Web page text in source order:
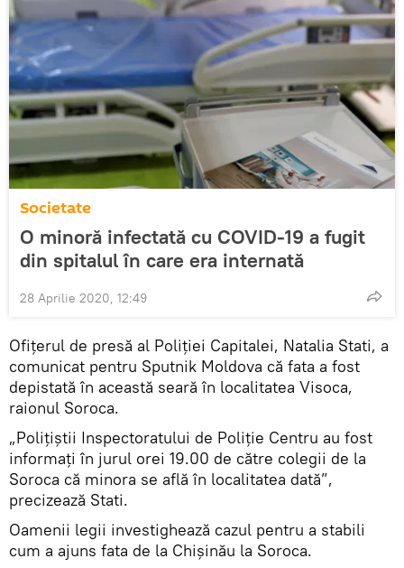
Societate
O minoră infectată cu COVID-19 a fugit
din spitalul în care era internată
28 Aprilie 2020, 12:49
Ofițerul de presă al Poliției Capitalei, Natalia Stati, a
comunicat pentru Sputnik Moldova că fata a fost
depistată în această seară în localitatea Visoca,
raionul Soroca.
„Polițiștii Inspectoratului de Poliție Centru au fost
informați în jurul orei 19.00 de către colegii de la
Soroca că minora se află în localitatea dată”,
precizează Stati.
Oamenii legii investighează cazul pentru a stabili
cum a ajuns fata de la Chișinău la Soroca.